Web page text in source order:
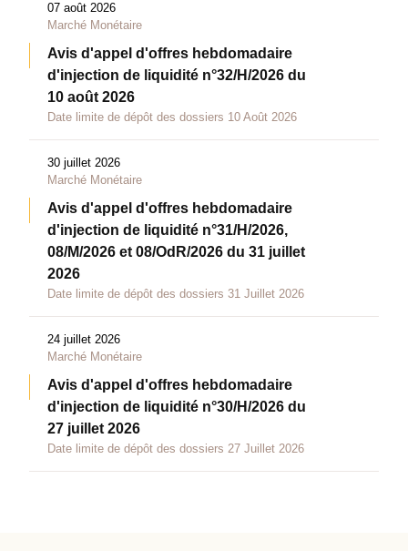
07 août 2026
Marché Monétaire
Avis d'appel d'offres hebdomadaire
d'injection de liquidité n°32/H/2026 du
10 août 2026
Date limite de dépôt des dossiers 10 Août 2026
30 juillet 2026
Marché Monétaire
Avis d'appel d'offres hebdomadaire
d'injection de liquidité n°31/H/2026,
08/M/2026 et 08/OdR/2026 du 31 juillet
2026
Date limite de dépôt des dossiers 31 Juillet 2026
24 juillet 2026
Marché Monétaire
Avis d'appel d'offres hebdomadaire
d'injection de liquidité n°30/H/2026 du
27 juillet 2026
Date limite de dépôt des dossiers 27 Juillet 2026